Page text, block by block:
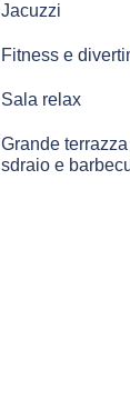
Jacuzzi
Fitness e
Sala relax
Grande
sdraio e